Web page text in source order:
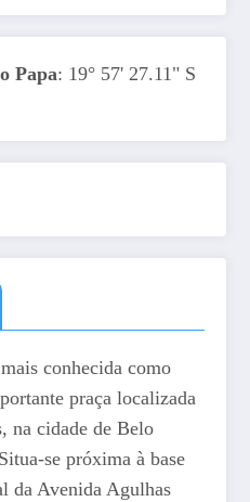
Papa: 19° 57' 27.11" S
conhecida como
praça localizada
na cidade de Belo
se próxima à base
da Avenida Agulhas